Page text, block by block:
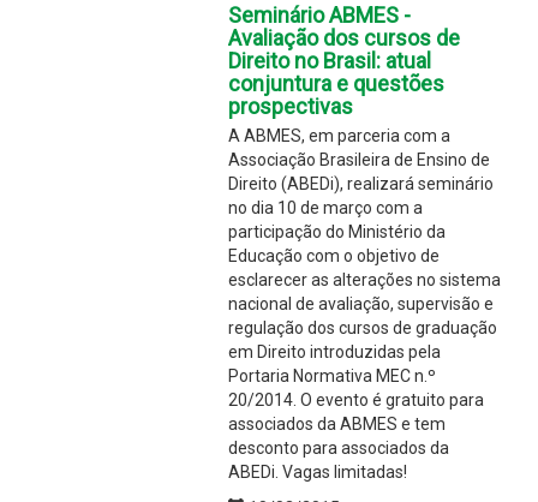
Seminário ABMES -
Avaliação dos cursos de
Direito no Brasil: atual
conjuntura e questões
prospectivas
A ABMES, em parceria com a
Associação Brasileira de Ensino de
Direito (ABEDi), realizará seminário
no dia 10 de março com a
participação do Ministério da
Educação com o objetivo de
esclarecer as alterações no sistema
nacional de avaliação, supervisão e
regulação dos cursos de graduação
em Direito introduzidas pela
Portaria Normativa MEC n.º
20/2014. O evento é gratuito para
associados da ABMES e tem
desconto para associados da
ABEDi. Vagas limitadas!